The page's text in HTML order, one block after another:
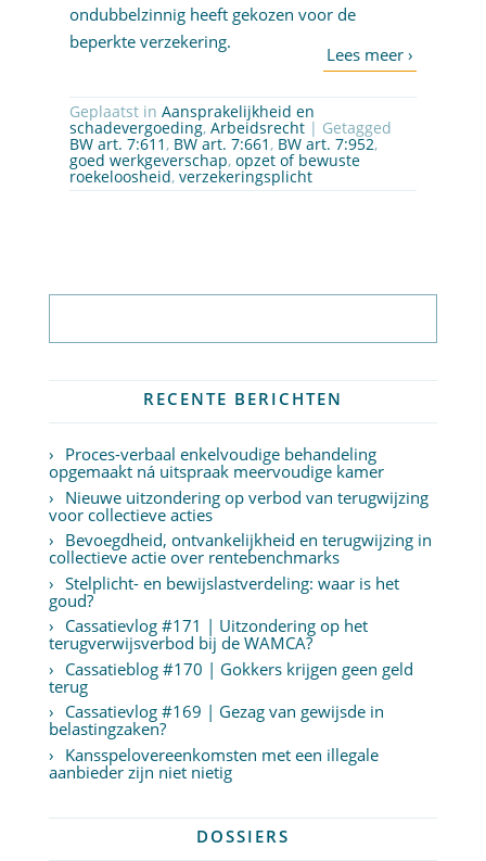
ondubbelzinnig heeft gekozen voor de
beperkte verzekering.
Geplaatst in Aansprakelijkheid en
schadevergoeding, Arbeidsrecht | Getagged
BW art. 7:611 , BW art. 7:661 , BW art. 7:952,
goed werkgeverschap, opzet of bewuste
roekeloosheid, verzekeringsplicht
RECENTE BERICHTEN
Proces-verbaal enkelvoudige behandeling
opgemaakt ná uitspraak meervoudige kamer
Nieuwe uitzondering op verbod van terugwijzing
voor collectieve acties
Bevoegdheid, ontvankelijkheid en terugwijzing in
collectieve actie over rentebenchmarks
Stelplicht- en bewijslastverdeling: waar is het
goud?
Cassatievlog #171 | Uitzondering op het
terugverwijsverbod bij de WAMCA?
Cassatieblog #170 | Gokkers krijgen geen geld
terug
Cassatievlog #169 | Gezag van gewijsde in
belastingzaken?
Kansspelovereenkomsten met een illegale
aanbieder zijn niet nietig
DOSSIERS